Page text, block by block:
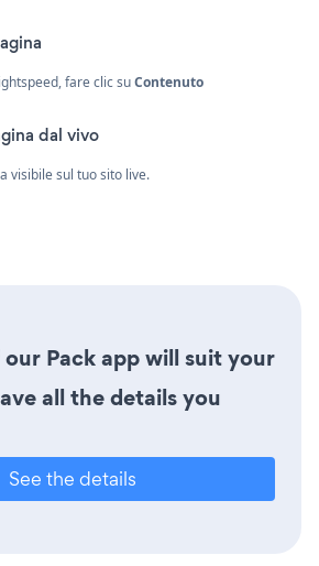
fare clic suContenuto
dal vivo
visibile sul tuo sito live.
Pack app will suit your
all the details you
See the details